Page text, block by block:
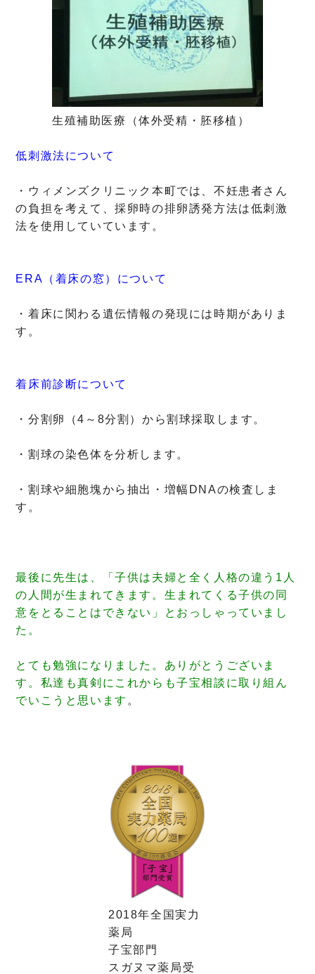
生殖補助医療（体外受精・胚移植）
低刺激法について
・ウィメンズクリニック本町では、不妊患者さん
の負担を考えて、採卵時の排卵誘発方法は低刺激
法を使用していています。
ERA（着床の窓）について
・着床に関わる遺伝情報の発現には時期がありま
す。
着床前診断について
・分割卵（4～8分割）から割球採取します。
・割球の染色体を分析します。
・割球や細胞塊から抽出・増幅DNAの検査しま
す。
最後に先生は、「子供は夫婦と全く人格の違う1人
の人間が生まれてきます。生まれてくる子供の同
意をとることはできない」とおっしゃっていまし
た。
とても勉強になりました。ありがとうございま
す。私達も真剣にこれからも子宝相談に取り組ん
でいこうと思います 。
2018年全国実力
薬局
子宝部門
スガヌマ薬局受